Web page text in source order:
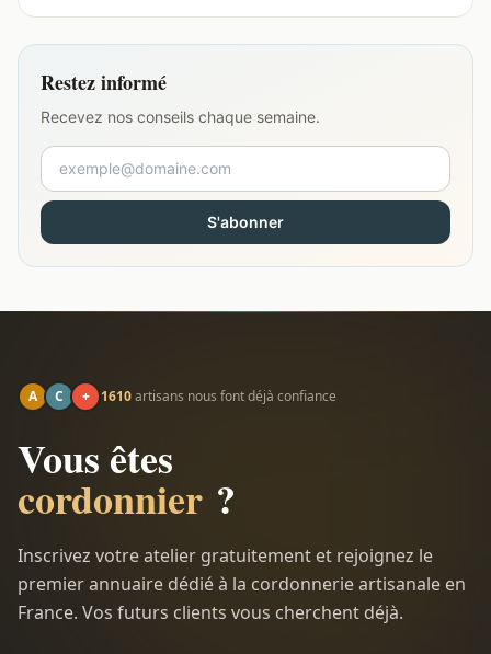
Restez informé
Recevez nos conseils chaque semaine.
S'abonner
A C + 1610artisans nous font déjà confiance
Vous êtes
cordonnier ?
Inscrivez votre atelier gratuitement et rejoignez le
premier annuaire dédié à la cordonnerie artisanale en
France. Vos futurs clients vous cherchent déjà.